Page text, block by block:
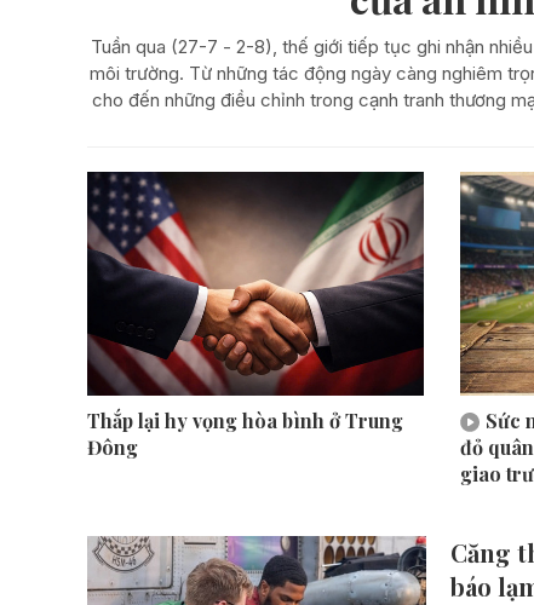
Tuần qua (27-7 - 2-8), thế giới tiếp tục ghi nhận
môi trường. Từ những tác động ngày càng nghiêm
cho đến những điều chỉnh trong cạnh tranh thương
Thắp lại hy vọng hòa bình ở Trung
Đông
Sức
đỏ
giao
Căng
báo